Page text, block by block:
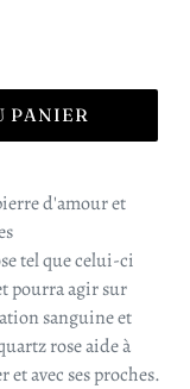
PANIER
d'amour et
tel que celui-ci
pourra agir sur
sanguine et
rose aide à
avec ses proches.